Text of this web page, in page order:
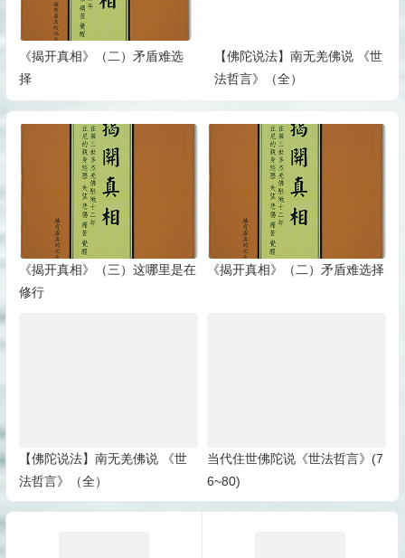
《揭开真相》（二）矛盾难选
择
【佛陀说法】南无羌佛说 《世
法哲言》（全）
《揭开真相》（三）这哪里是在
修行
《揭开真相》（二）矛盾难选择
【佛陀说法】南无羌佛说 《世
法哲言》（全）
当代住世佛陀说《世法哲言》(7
6~80)